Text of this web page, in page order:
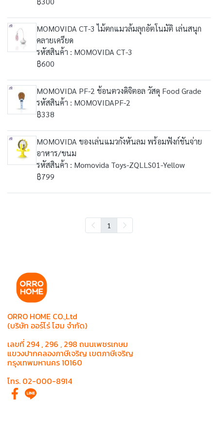
MOMOVIDA CT-3 ไม้ตกแมวล้มลุกอัตโนมัติ เล่นสนุก
คลายเครียด
รหัสสินค้า : MOMOVIDA CT-3
฿600
MOMOVIDA PF-2 ช้อนตวงดิจิตอล วัสดุ Food Grade
รหัสสินค้า : MOMOVIDAPF-2
฿338
MOMOVIDA ของเล่นแมวกังหันลม พร้อมฟังก์ชันจ่าย
อาหาร/ขนม
รหัสสินค้า : Momovida Toys-ZQLLS01-Yellow
฿799
1
ORRO HOME CO.,Ltd
(บริษัท ออร์โร่ โฮม จำกัด)
เลขที่ 294 , 296 , 298 ถนนเพชรเกษม
แขวงปากคลองภาษีเจริญ เขตภาษีเจริญ
กรุงเทพมหานคร 10160
โทร. 02-000-8914